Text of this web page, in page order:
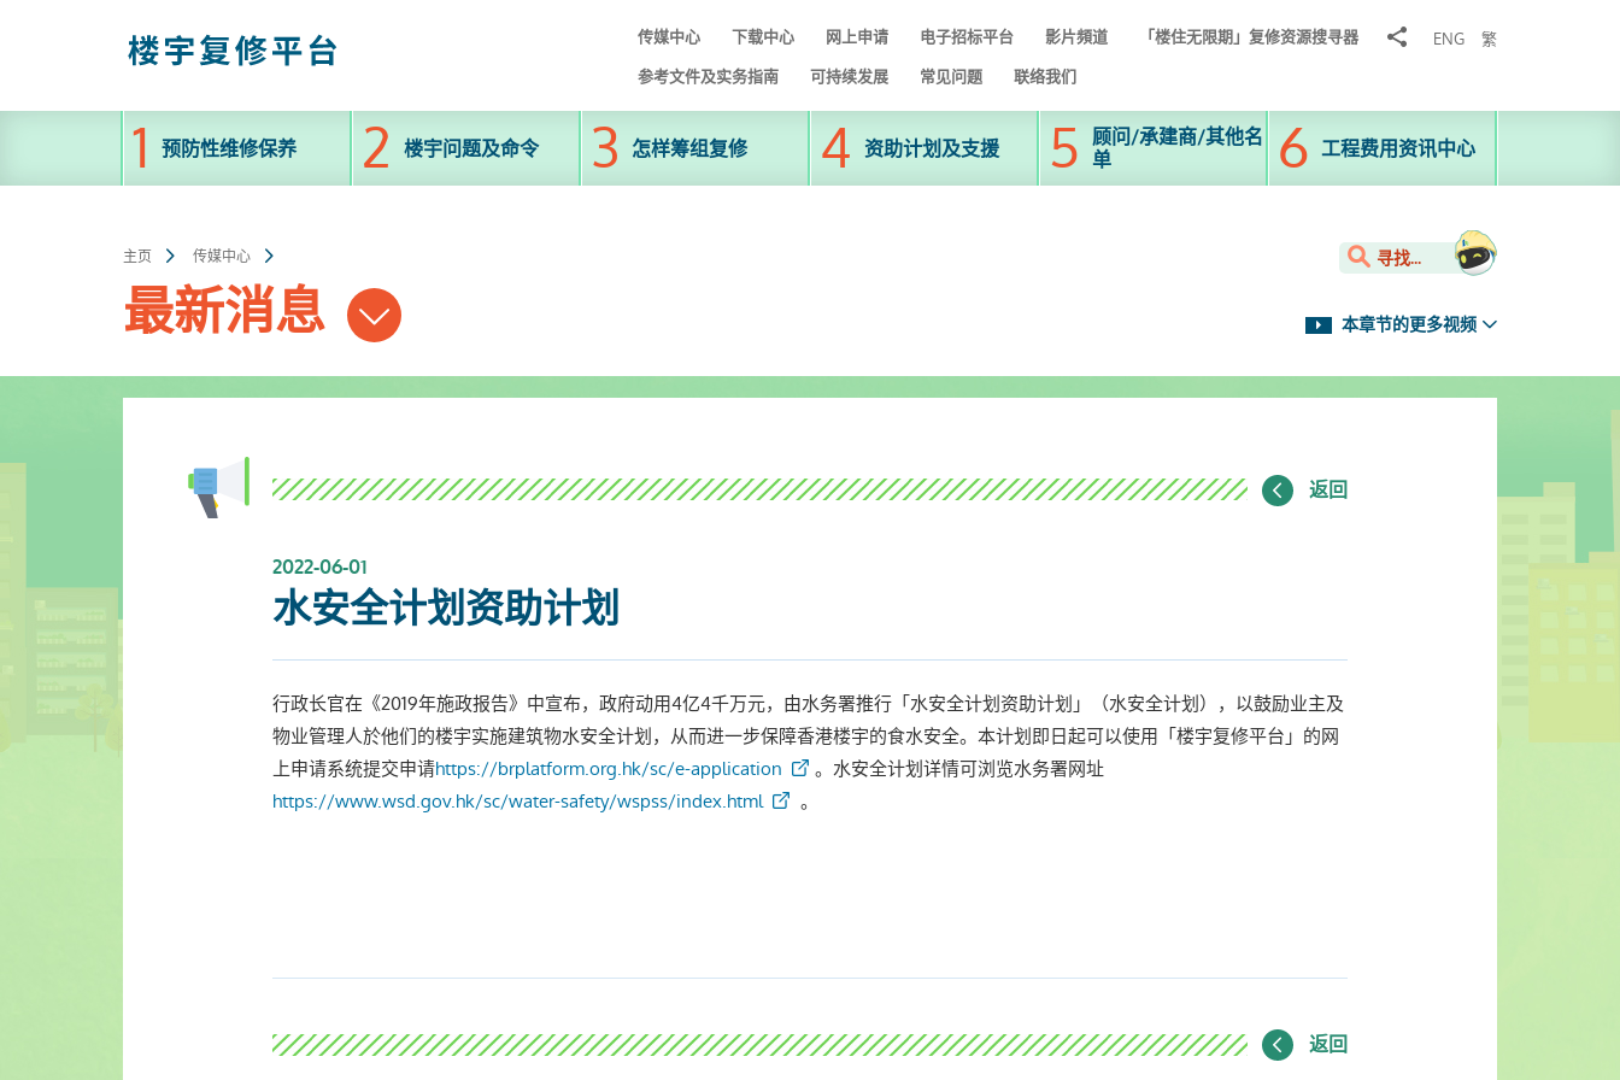
容
传媒中心 下载中心 网上申请 电子招标平台 影片頻道 「楼住无限期」复修资源搜寻器
分
ENG 繁
参考文件及实务指南 可持续发展 常见问题 联络我们
预防性维修保养 楼宇问题及命令 怎样筹组复修 资助计划及支援
顾问/承建商/其他名
单
工程费用资讯中心
主页 传媒中心
最新消息
寻找...
本章节的更多视频
返回
2022-06-01
水安全计划资助计划
行政长官在《2019年施政报告》中宣布，政府动用4亿4千万元，由水务署推行「水安全计划资助计划」（水安全计划），以鼓励业主及
物业管理人於他们的楼宇实施建筑物水安全计划，从而进一步保障香港楼宇的食水安全。本计划即日起可以使用「楼宇复修平台」的网
上申请系统提交申请https://brplatform.org.hk/sc/e-application
。水安全计划详情可浏览水务署网址
https://www.wsd.gov.hk/sc/water-safety/wspss/index.html
。
返回